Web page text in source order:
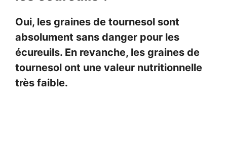
Oui, les graines de tournesol sont
absolument sans danger pour les
écureuils. En revanche, les graines de
tournesol ont une valeur nutritionnelle
très faible.